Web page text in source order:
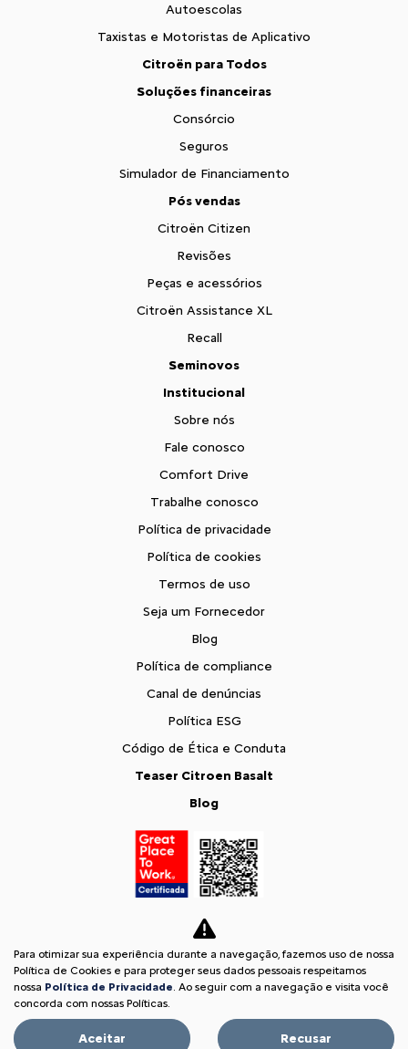
Autoescolas
Taxistas e Motoristas de Aplicativo
Citroën para Todos
Soluções financeiras
Consórcio
Seguros
Simulador de Financiamento
Pós vendas
Citroën Citizen
Revisões
Peças e acessórios
Citroën Assistance XL
Recall
Seminovos
Institucional
Sobre nós
Fale conosco
Comfort Drive
Trabalhe conosco
Política de privacidade
Política de cookies
Termos de uso
Seja um Fornecedor
Blog
Política de compliance
Canal de denúncias
Política ESG
Código de Ética e Conduta
Teaser Citroen Basalt
Blog
Desacelere. Seu bem maior é a vida.
Para otimizar sua experiência durante a navegação, fazemos uso de nossa
Política de Cookies e para proteger seus dados pessoais respeitamos
nossa Política de Privacidade. Ao seguir com a navegação e visita você
concorda com nossas Políticas.
Aceitar Recusar